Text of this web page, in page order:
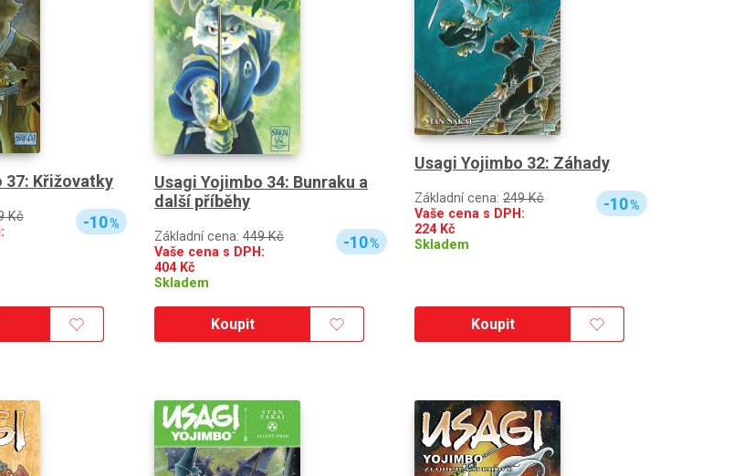
37: Křižovatky
Kč
-10%
Usagi Yojimbo 34: Bunraku a
další příběhy
Základní cena: 449 Kč
Vaše cena s DPH:
404Kč
Skladem
-10%
Koupit
Usagi Yojimbo 32: Záhady
Základní cena: 249 Kč
Vaše cena s DPH:
224Kč
Skladem
-10%
Koupit